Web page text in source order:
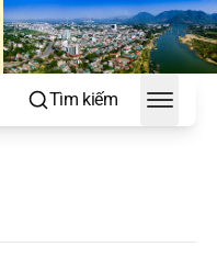
Tìm kiếm
Toggle